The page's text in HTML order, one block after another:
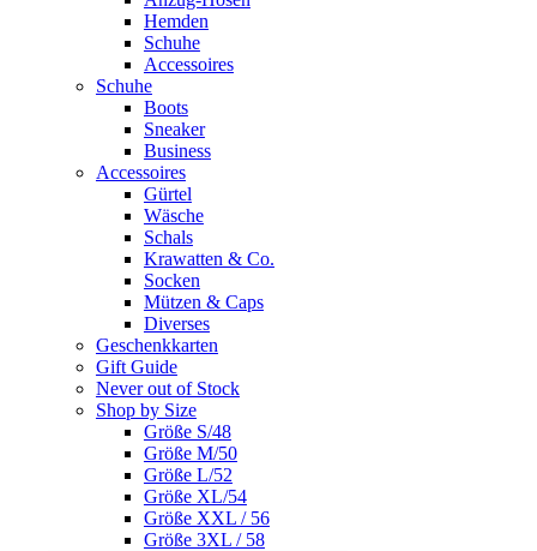
Hemden
Schuhe
Accessoires
Schuhe
Boots
Sneaker
Business
Accessoires
Gürtel
Wäsche
Schals
Krawatten & Co.
Socken
Mützen & Caps
Diverses
Geschenkkarten
Gift Guide
Never out of Stock
Shop by Size
Größe S/48
Größe M/50
Größe L/52
Größe XL/54
Größe XXL / 56
Größe 3XL / 58